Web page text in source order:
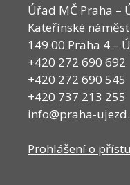
Úřad MČ Praha –
Kateřinské
149 00 Praha 4 –
+420 272 690 692
+420 272 690 545
+420 737 213 255
info@praha-
Prohlášení o